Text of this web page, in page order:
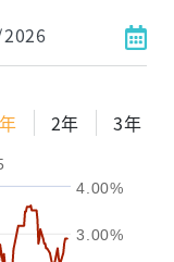
2年 3年
3.00%
4.00%